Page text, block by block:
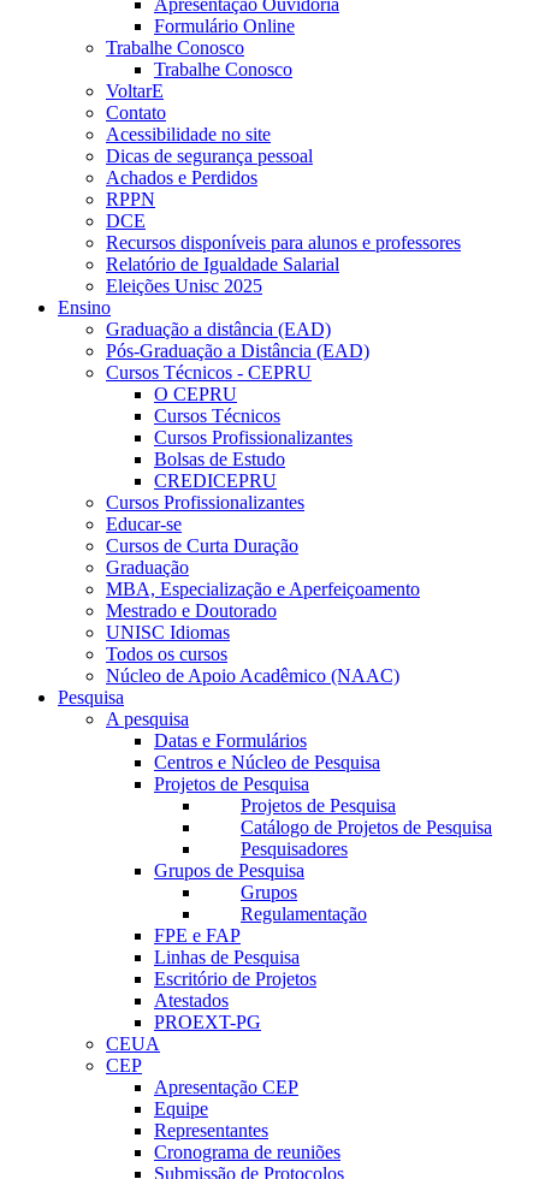
Apresentação Ouvidoria
Formulário Online
Trabalhe Conosco
Trabalhe Conosco
VoltarE
Contato
Acessibilidade no site
Dicas de segurança pessoal
Achados e Perdidos
RPPN
DCE
Recursos disponíveis para alunos e professores
Relatório de Igualdade Salarial
Eleições Unisc 2025
Ensino
Graduação a distância (EAD)
Pós-Graduação a Distância (EAD)
Cursos Técnicos - CEPRU
O CEPRU
Cursos Técnicos
Cursos Profissionalizantes
Bolsas de Estudo
CREDICEPRU
Cursos Profissionalizantes
Educar-se
Cursos de Curta Duração
Graduação
MBA, Especialização e Aperfeiçoamento
Mestrado e Doutorado
UNISC Idiomas
Todos os cursos
Núcleo de Apoio Acadêmico (NAAC)
Pesquisa
A pesquisa
Datas e Formulários
Centros e Núcleo de Pesquisa
Projetos de Pesquisa
Projetos de Pesquisa
Catálogo de Projetos de Pesquisa
Pesquisadores
Grupos de Pesquisa
Grupos
Regulamentação
FPE e FAP
Linhas de Pesquisa
Escritório de Projetos
Atestados
PROEXT-PG
CEUA
CEP
Apresentação CEP
Equipe
Representantes
Cronograma de reuniões
Submissão de Protocolos